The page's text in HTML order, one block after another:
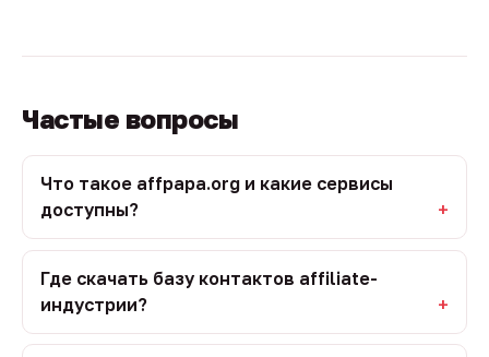
Частые вопросы
Что такое affpapa.org и какие сервисы
доступны?
Где скачать базу контактов affiliate-
индустрии?